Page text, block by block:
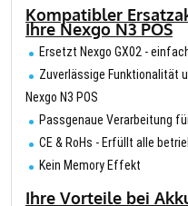
Kompatibler
Ihre Nexgo N3 POS
Ersetzt Nexgo GX02 -
Zuverlässige Funktionalität
Nexgo N3 POS
Passgenaue Verarbeitung
CE & RoHs - Erfüllt alle
Kein Memory Effekt
Ihre Vorteile bei